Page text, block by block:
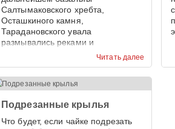
Читать далее
Салтымаковского хребта,
Осташкиного камня,
Тарадановского увала
размывались реками и
рассекались локальными
Подрезанные крылья
Что будет, если чайке подрезать